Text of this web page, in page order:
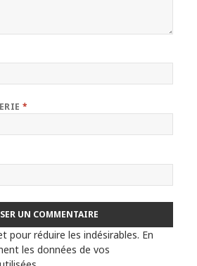
*
pour réduire les indésirables. En
les données de vos